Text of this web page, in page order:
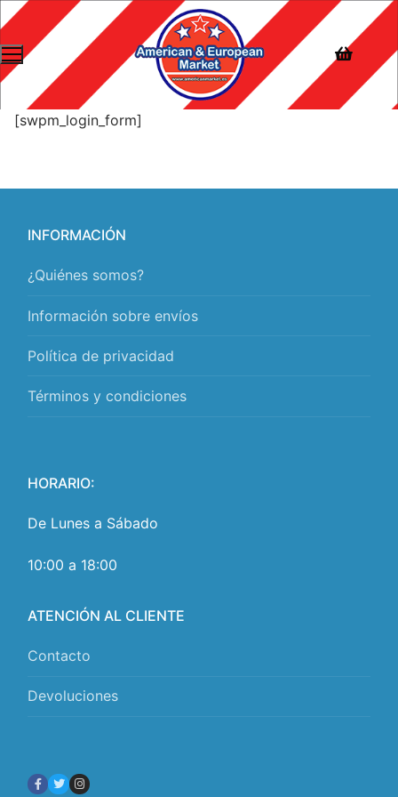
[swpm_login_form]
INFORMACIÓN
¿Quiénes somos?
Información sobre envíos
Política de privacidad
Términos y condiciones
HORARIO:
De Lunes a Sábado
10:00 a 18:00
ATENCIÓN AL CLIENTE
Contacto
Devoluciones